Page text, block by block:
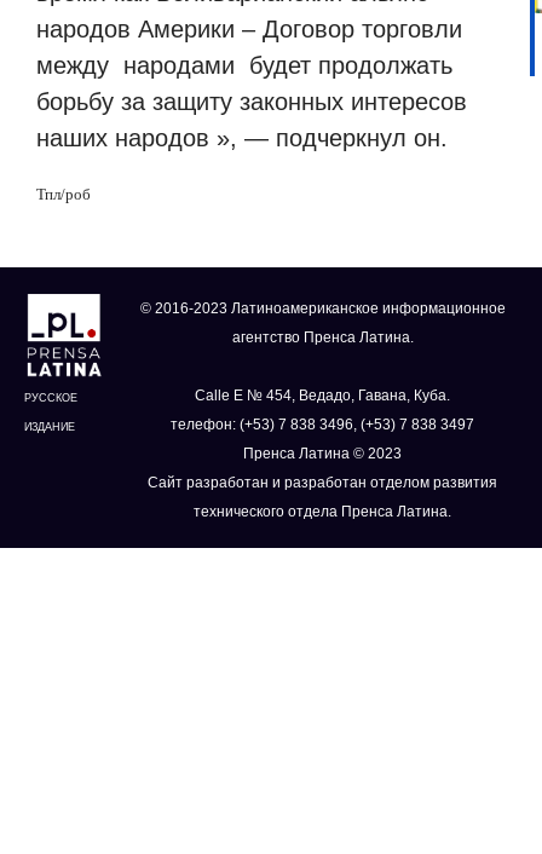
народов Америки – Договор торговли
между народами
будет продолжать
борьбу за защиту законных интересов
наших народов », — подчеркнул он.
Тпл/роб
РУССКОЕ
ИЗДАНИЕ
© 2016-2023 Латиноамериканское информационное
агентство Пренса Латина.
Calle E № 454, Ведадо, Гавана, Куба.
телефон: (+53) 7 838 3496, (+53) 7 838 3497
Пренса Латина © 2023
Сайт разработан и разработан отделом развития
технического отдела Пренса Латина.